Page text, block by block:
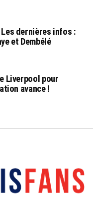
dernières infos :
et Dembélé
Liverpool pour
avance !